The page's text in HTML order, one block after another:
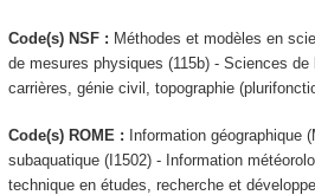
Code(s) NSF : Méthodes et modèles en
de mesures physiques (115b) - Sciences de
carrières, génie civil, topographie
Code(s) ROME : Information géographique
subaquatique (I1502) - Information
technique en études, recherche et